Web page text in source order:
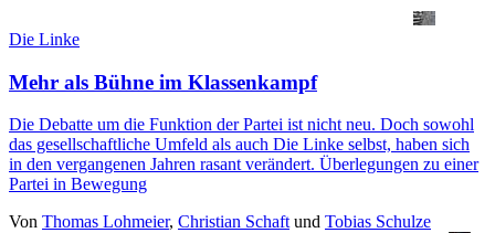
Die Linke
Mehr als Bühne im Klassenkampf
Die Debatte um die Funktion der Partei ist nicht neu. Doch sowohl
das gesellschaftliche Umfeld als auch Die Linke selbst, haben sich
in den vergangenen Jahren rasant verändert. Überlegungen zu einer
Partei in Bewegung
Von Thomas Lohmeier, Christian Schaft und Tobias Schulze